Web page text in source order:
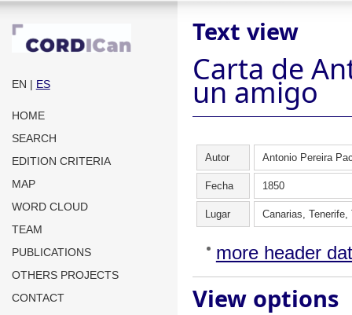
EN | ES
HOME
SEARCH
EDITION CRITERIA
MAP
WORD CLOUD
TEAM
PUBLICATIONS
OTHERS PROJECTS
CONTACT
Text view
Carta de
un amigo
Autor Antonio Pereira
Fecha 1850
Lugar Canarias, Tenerife,
more header
View options